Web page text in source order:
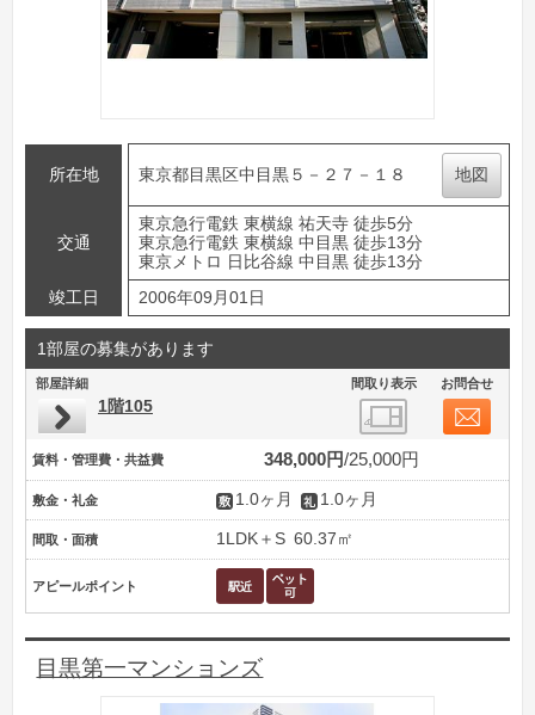
所在地 東京都目黒区中目黒５－２７－１８ 地図
交通
東京急行電鉄 東横線 祐天寺 徒歩5分
東京急行電鉄 東横線 中目黒 徒歩13分
東京メトロ 日比谷線 中目黒 徒歩13分
竣工日
2006年09月01日
1部屋の募集があります
部屋詳細 間取り表示 お問合せ
1階105
賃料・管理費・共益費 348,000円 25,000円
敷金・礼金 1.0ヶ月 1.0ヶ月
間取・面積 1LDK＋S 60.37㎡
アピールポイント
目黒第一マンションズ